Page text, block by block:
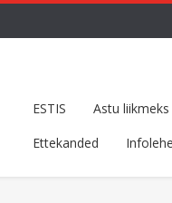
ESTIS Astu liikmeks
Ettekanded